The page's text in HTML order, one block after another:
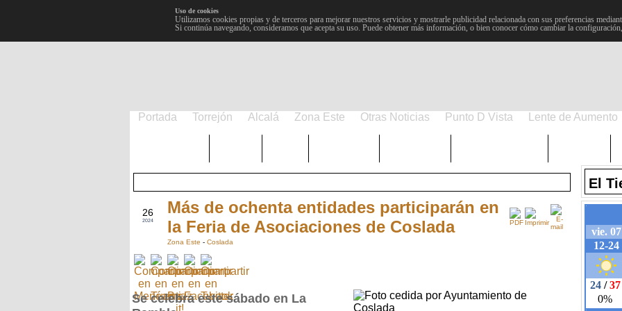
Uso de cookies
Utilizamos cookies propias y de terceros para mejorar nuestros servicios y mostrarle publicidad relacionada con sus preferencias
Si continúa navegando, consideramos que acepta su uso. Puede obtener más información, o bien conocer cómo cambiar la
Portada Torrejón Alcalá Zona Este Otras Noticias Punto D Vista Lente de Aumento
26
2024
Más de ochenta entidades participarán en
la Feria de Asociaciones de Coslada
Zona Este - Coslada
Se celebra este sábado en La
El